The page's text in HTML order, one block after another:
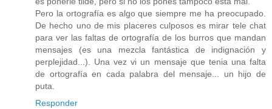
Pero la ortografía es algo que siempre me ha preocupado.
De hecho uno de mis placeres culposos es mirar tele chat
para ver las faltas de ortografía de los burros que mandan
mensajes (es una mezcla fantástica de indignación y
perplejidad...). Una vez vi un mensaje que tenia una falta
de ortografía en cada palabra del mensaje... un hijo de
puta.
Responder